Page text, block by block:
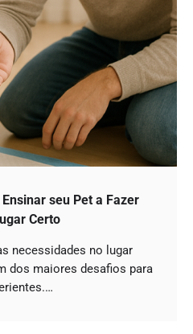
seu Pet a Fazer
Certo
necessidades no lugar
dos maiores desafios para